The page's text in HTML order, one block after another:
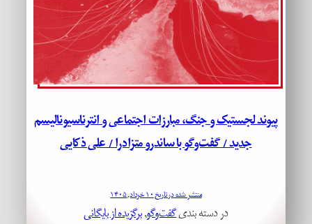
پیوند لجستیک و جنگ، مبارزات اجتماعی و انترناسیونالیسم
جدید / گفت‌وگو با ساندرو متزادرا / علی ذکایی
منتشر شده در تاریخ ۱۰ خرداد, ۱۴۰۵
در دسته بندیگفت‌وگو, برگزیده از بایگانی